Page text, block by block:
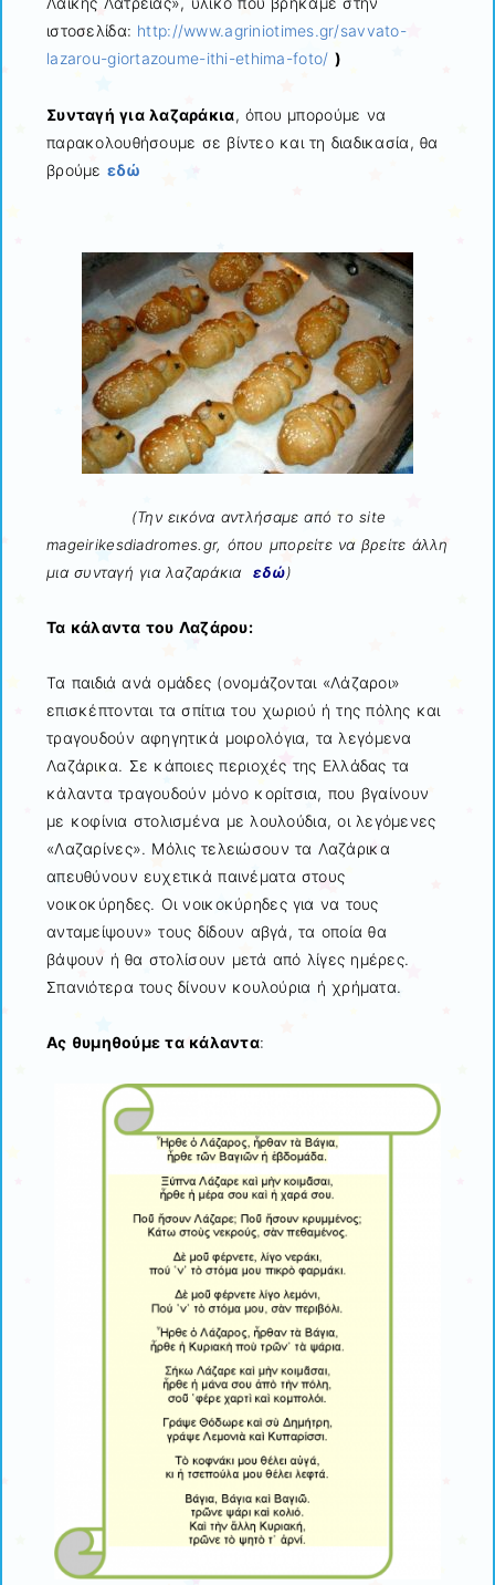
ιστοσελίδα: http://www.agriniotimes.gr/savvato-
lazarou-giortazoume-ithi-ethima-foto/ )
Συνταγή για λαζαράκια, όπου μπορούμε να
παρακολουθήσουμε σε βίντεο και τη διαδικασία, θα
βρούμε εδώ
(Την εικόνα αντλήσαμε από το site
mageirikesdiadromes.gr, όπου μπορείτε να βρείτε άλλη
μια συνταγή για λαζαράκια εδώ)
Τα κάλαντα του Λαζάρου:
Τα παιδιά ανά ομάδες (ονομάζονται «Λάζαροι»
επισκέπτονται τα σπίτια του χωριού ή της πόλης και
τραγουδούν αφηγητικά μοιρολόγια, τα λεγόμενα
Λαζάρικα. Σε κάποιες περιοχές της Ελλάδας τα
κάλαντα τραγουδούν μόνο κορίτσια, που βγαίνουν
με κοφίνια στολισμένα με λουλούδια, οι λεγόμενες
«Λαζαρίνες». Μόλις τελειώσουν τα Λαζάρικα
απευθύνουν ευχετικά παινέματα στους
νοικοκύρηδες. Οι νοικοκύρηδες για να τους
ανταμείψουν» τους δίδουν αβγά, τα οποία θα
βάψουν ή θα στολίσουν μετά από λίγες ημέρες.
Σπανιότερα τους δίνουν κουλούρια ή χρήματα.
Ας θυμηθούμε τα κάλαντα: